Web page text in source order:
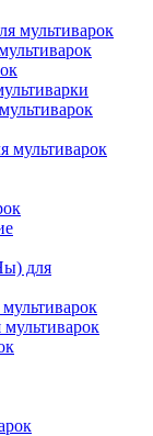
мультиварок
мультиварок
для